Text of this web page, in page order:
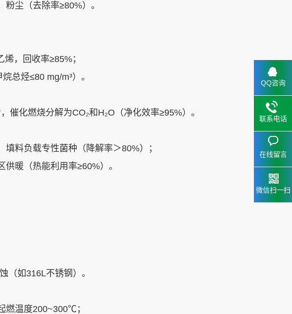
尘（去除率≥80%）‌。
，回收率≥85%‌；
总烃≤80 mg/m³）‌。
化燃烧分解为CO₂和H₂O（净化效率≥95%）‌。
料负载专性菌种（降解率＞80%）‌；
暖（热能利用率≥60%）‌。
（如316L不锈钢）‌。
燃温度200~300℃‌；
QQ咨询
联系电话
在线留言
微信扫一扫